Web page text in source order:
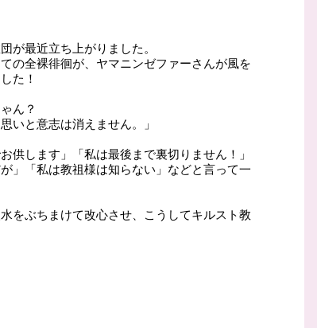
が最近立ち上がりました。
の全裸徘徊が、ヤマニンゼファーさんが風を
た！
ん？
いと意志は消えません。」
します」「私は最後まで裏切りません！」
」「私は教祖様は知らない」などと言って一
をぶちまけて改心させ、こうしてキルスト教